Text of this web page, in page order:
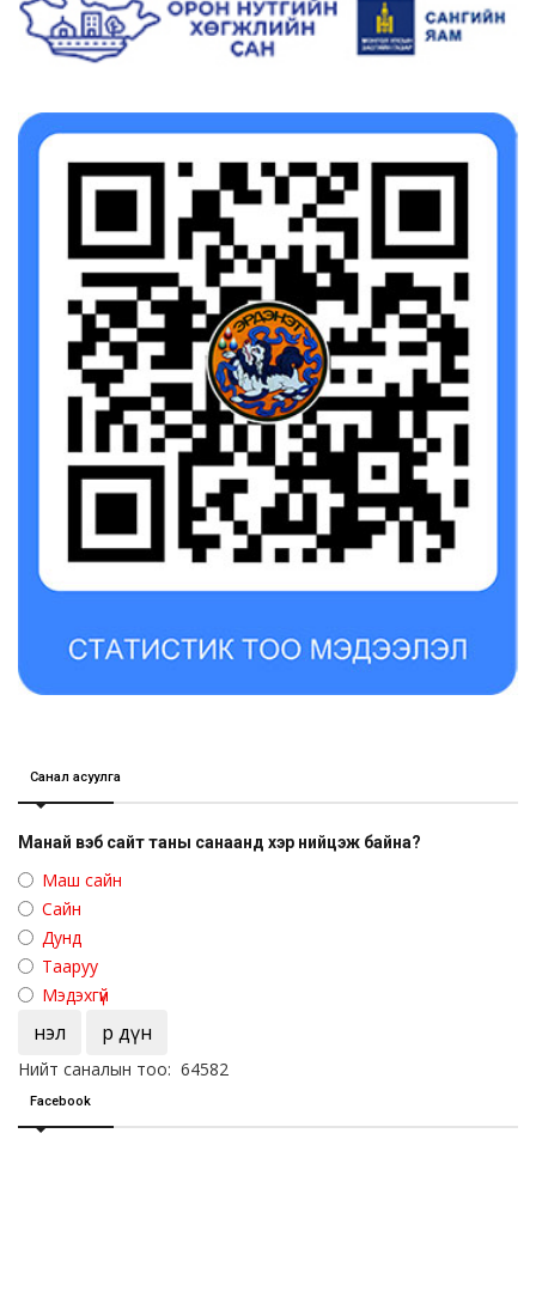
Санал асуулга
Манай вэб сайт таны санаанд хэр нийцэж байна?
Маш сайн
Сайн
Дунд
Тааруу
Мэдэхгүй
Үнэл Үр дүн
Нийт саналын тоо: 64582
Facebook